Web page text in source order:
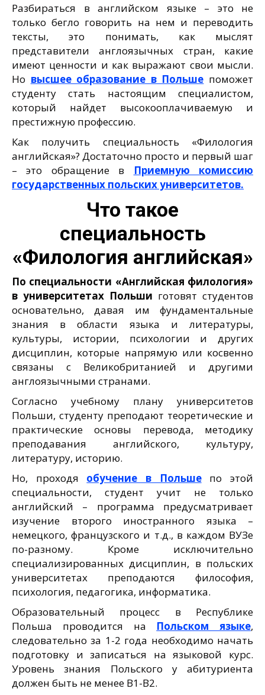
Разбираться в английском языке – это не
только бегло говорить на нем и переводить
тексты, это понимать, как мыслят
представители англоязычных стран, какие
имеют ценности и как выражают свои мысли.
Но высшее образование в Польше поможет
студенту стать настоящим специалистом,
который найдет высокооплачиваемую и
престижную профессию.
Как получить специальность «Филология
английская»? Достаточно просто и первый шаг
– это обращение в
Приемную комиссию
государственных польских университетов.
Что такое
специальность
«Филология английская»
По специальности «Английская филология»
в университетах Польши готовят студентов
основательно, давая им фундаментальные
знания в области языка и литературы,
культуры, истории, психологии и других
дисциплин, которые напрямую или косвенно
связаны с Великобританией и другими
англоязычными странами.
Согласно учебному плану университетов
Польши, студенту преподают теоретические и
практические основы перевода, методику
преподавания английского, культуру,
литературу, историю.
Но, проходя обучение в Польшепо этой
специальности, студент учит не только
английский – программа предусматривает
изучение второго иностранного языка –
немецкого, французского и т.д., в каждом ВУЗе
по-разному. Кроме исключительно
специализированных дисциплин, в польских
университетах преподаются философия,
психология, педагогика, информатика.
Образовательный процесс в Республике
Польша проводится на Польском языке,
следовательно за 1-2 года необходимо начать
подготовку и записаться на языковой курс.
Уровень знания Польского у абитуриента
должен быть не менее В1-В2.